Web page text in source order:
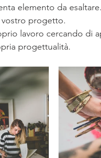
elemento da
vostro progetto.
lavoro cercando di
progettualità.